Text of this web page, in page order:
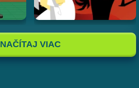
NAČÍTAJ VIAC